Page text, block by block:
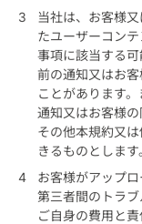
当社は、お客様
たユーザーコン
事項に該当する
前の通知又はお
ことがあります
通知又はお客様
その他本規約又
きるものとします
お客様がアップ
第三者間のトラ
ご自身の費用と